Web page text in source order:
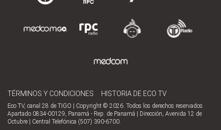
TÉRMINOS Y CONDICIONES HISTORIA DE ECO TV
Eco TV, canal 28 de TIGO | Copyright © 2026. Todos los derechos reservados
Apartado 0834-00129, Panamá - Rep. de Panamá | Dirección, Avenida 12 de
Octubre | Central Telefónica (507) 390-6700.